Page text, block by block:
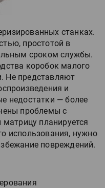
станках.
простотой в
сроком службы.
коробок малого
Не представляют
и
недостатки — более
проблемы с
планируется
использования, нужно
повреждений.